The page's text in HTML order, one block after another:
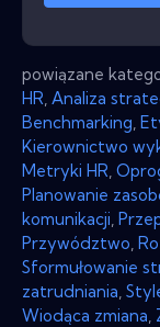
powiązane
HR Analiza
Benchmarking
Kierownictwo
Metryki HR
Planowanie
komunikacji
Przywództwo
Sformułowanie
zatrudniania
Wiodąca zmiana